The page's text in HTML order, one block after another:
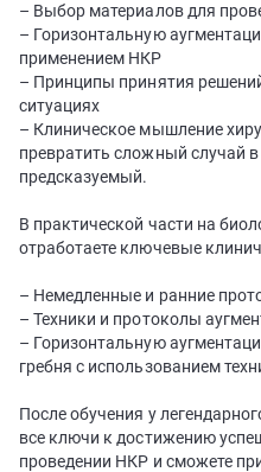
– Выбор материалов для
– Горизонтальную
применением НКР
– Принципы принятия
ситуациях
– Клиническое мышление
превратить сложный случай
предсказуемый.
В практической части на
отработаете ключевые
– Немедленные и ранние
– Техники и протоколы
– Горизонтальную
гребня с использованием
После обучения у
все ключи к достижению
проведении НКР и сможете